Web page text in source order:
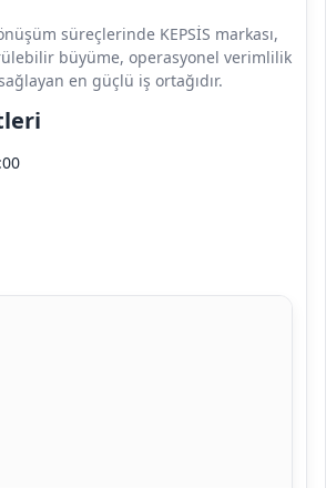
süreçlerinde KEPSİS markası,
büyüme, operasyonel verimlilik
en güçlü iş ortağıdır.